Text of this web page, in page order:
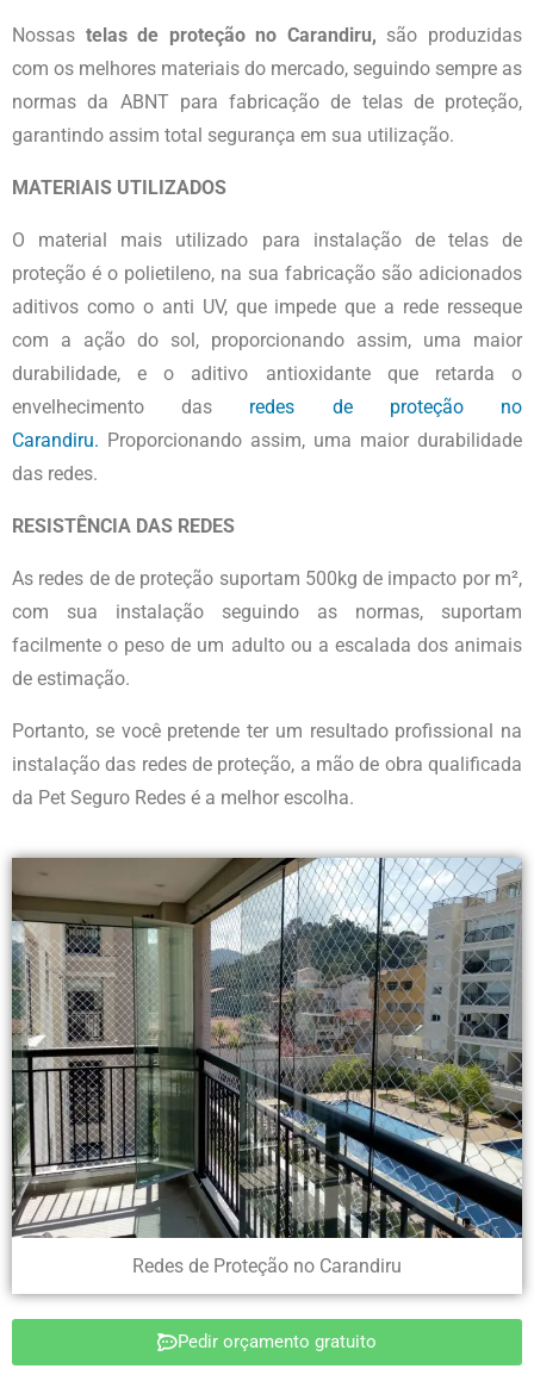
Nossas telasde proteção no Carandiru, são produzidas
com os melhores materiais do mercado, seguindo sempre as
normas da ABNT para fabricação de telas de proteção,
garantindo assim total segurança em sua utilização.
MATERIAIS UTILIZADOS
O material mais utilizado para instalação de telas de
proteção é o polietileno, na sua fabricação são adicionados
aditivos como o anti UV, que impede que a rede resseque
com a ação do sol, proporcionando assim, uma maior
durabilidade, e o aditivo antioxidante que retarda o
envelhecimento das redes de
proteção no
Carandiru. Proporcionando assim, uma maior durabilidade
das redes.
RESISTÊNCIA DAS REDES
As redes de de proteção suportam 500kg de impacto por m²,
com sua instalação seguindo as normas, suportam
facilmente o peso de um adulto ou a escalada dos animais
de estimação.
Portanto, se você pretende ter um resultado profissional na
instalação das redes de proteção, a mão de obra qualificada
da Pet Seguro Redes é a melhor escolha.
Redes de Proteção no Carandiru
Pedir orçamento gratuito